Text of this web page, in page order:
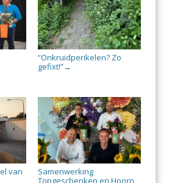
“Onkruidperikelen? Zo
gefixt!”→
van
Samenwerking
Topgeschenken en Hoorn